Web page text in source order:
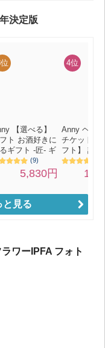
と見る
ワーIPFA フォト